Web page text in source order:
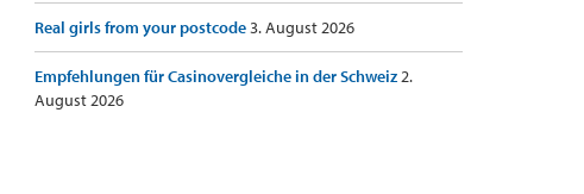
Real girls from your postcode3. August 2026
Empfehlungen für Casinovergleiche in der Schweiz2.
August 2026